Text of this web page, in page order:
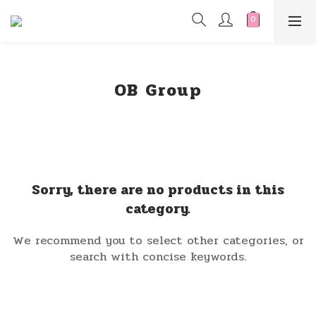
OB Group
Sorry, there are no products in this
category.
We recommend you to select other categories, or
search with concise keywords.